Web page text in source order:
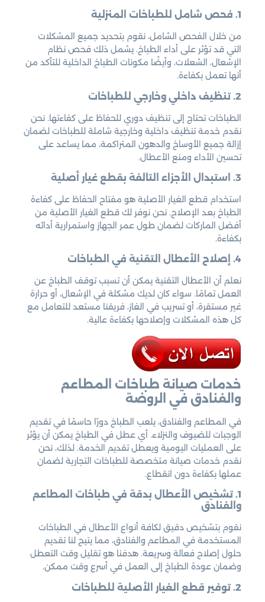
1. فحص شامل للطباخات المنزلية
من خلال الفحص الشامل، نقوم بتحديد جميع المشكلات
التي قد تؤثر على أداء الطباخ. يشمل ذلك فحص نظام
الإشعال، الشعلات، وأيضًا مكونات الطباخ الداخلية للتأكد من
أنها تعمل بكفاءة.
2. تنظيف داخلي وخارجي للطباخات
الطباخات تحتاج إلى تنظيف دوري للحفاظ على كفاءتها. نحن
نقدم خدمة تنظيف داخلية وخارجية شاملة للطباخات لضمان
إزالة جميع الأوساخ والدهون المتراكمة، مما يساعد على
تحسين الأداء ومنع الأعطال.
3. استبدال الأجزاء التالفة بقطع غيار أصلية
استخدام قطع الغيار الأصلية هو مفتاح الحفاظ على كفاءة
الطباخ بعد الإصلاح. نحن نوفر لك قطع الغيار الأصلية من
أفضل الماركات لضمان طول عمر الجهاز واستمرارية أدائه
بكفاءة.
4. إصلاح الأعطال التقنية في الطباخات
نعلم أن الأعطال التقنية يمكن أن تسبب توقف الطباخ عن
العمل تمامًا. سواء كان لديك مشكلة في الإشعال، أو حرارة
غير مستقرة، أو تسريب في الغاز، فريقنا مستعد للتعامل مع
كل هذه المشكلات وإصلاحها بكفاءة عالية.
خدمات صيانة طباخات المطاعم
والفنادق في الروضة
في المطاعم والفنادق، يلعب الطباخ دورًا حاسمًا في تقديم
الوجبات للضيوف والنزلاء. أي عطل في الطباخ يمكن أن يؤثر
على العمليات اليومية ويعطل تقديم الخدمة. لذلك، نحن
نقدم خدمات صيانة متخصصة للطباخات التجارية لضمان
عملها بكفاءة دون انقطاع.
1. تشخيص الأعطال بدقة في طباخات المطاعم
والفنادق
نقوم بتشخيص دقيق لكافة أنواع الأعطال في الطباخات
المستخدمة في المطاعم والفنادق، مما يتيح لنا تقديم
حلول إصلاح فعالة وسريعة. هدفنا هو تقليل وقت التعطل
وضمان عودة الطباخ إلى العمل في أسرع وقت ممكن.
2. توفير قطع الغيار الأصلية للطباخات